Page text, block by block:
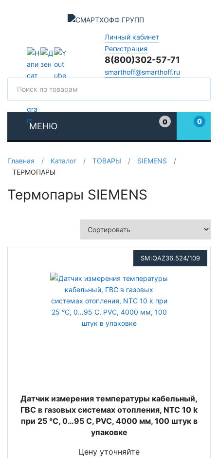
Личный кабинет
Регистрация
8(800)302-57-71
smarthoff@smarthoff.ru
МЕНЮ
0
0
Главная / Каталог / ТОВАРЫ / SIEMENS
/
ТЕРМОПАРЫ
Термопары SIEMENS
SM:QAZ36.524/109
Датчик измерения температуры кабельный,
ГВС в газовых системах отопления, NTC 10 k
при 25 °C, 0…95 С, PVC, 4000 мм, 100 штук в
упаковке
Цену уточняйте